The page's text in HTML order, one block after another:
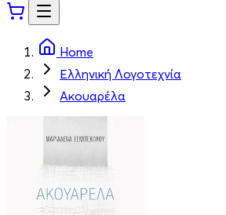
Home
Ελληνική Λογοτεχνία
Ακουαρέλα